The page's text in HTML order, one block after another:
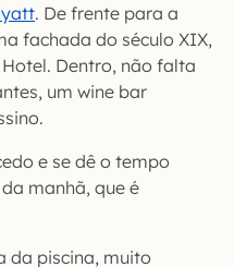
. De frente para a
fachada do século XIX,
Dentro, não falta
um wine bar
e se dê o tempo
manhã, que é
da piscina, muito